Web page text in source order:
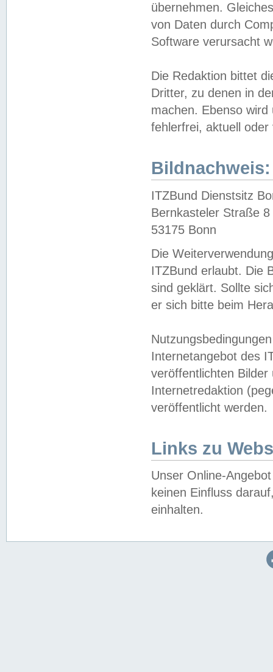
übernehmen.
von Daten durch
Software verursacht
Die Redaktion bittet
Dritter, zu denen in
machen. Ebenso
fehlerfrei, aktuell oder
Bildnachweis:
ITZBund Dienstsitz
Bernkasteler Straße 8
53175 Bonn
Die
ITZBund erlaubt. Die
sind geklärt. Sollte
er sich bitte beim
Internetangebot des
veröffentlichten
Internetredaktion
veröffentlicht werden.
Links zu
Unser Online-
keinen Einfluss
einhalten.